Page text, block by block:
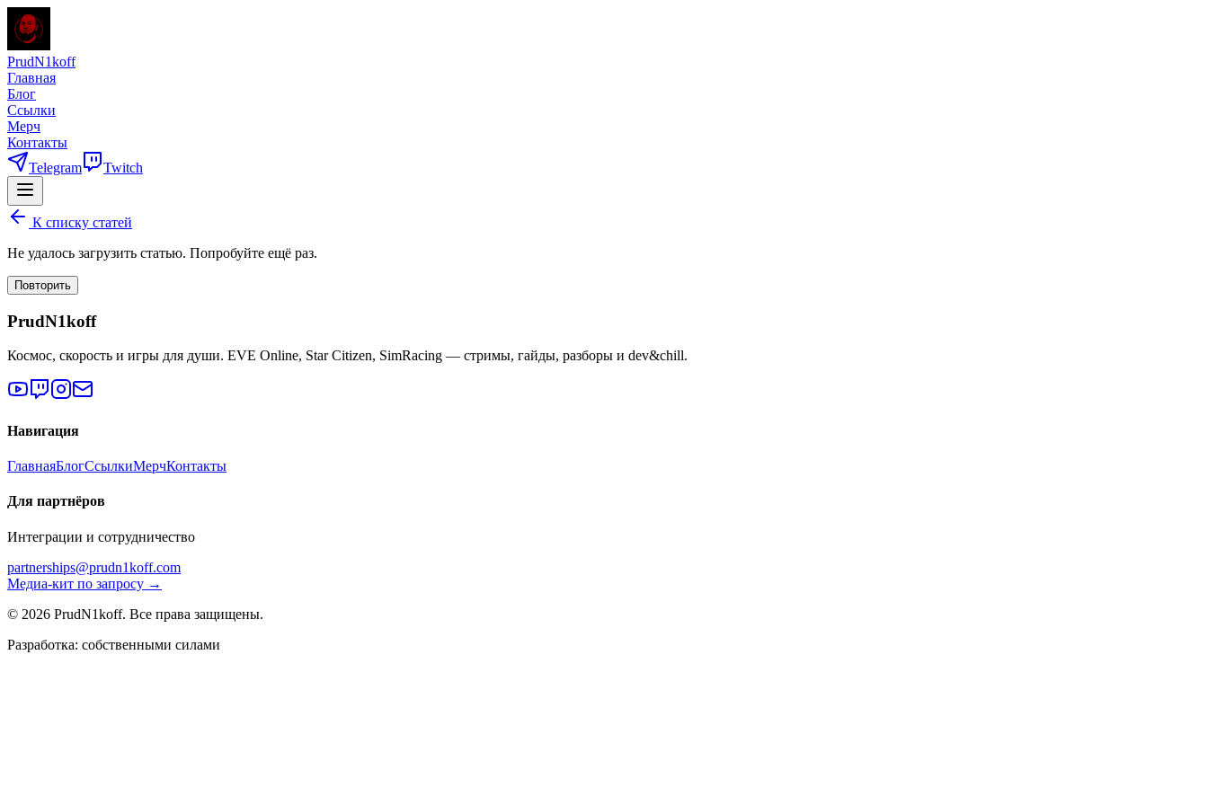
PrudN1koff
Главная
Блог
Ссылки
Мерч
Контакты
Telegram
Twitch
К списку статей
Не удалось загрузить статью. Попробуйте ещё раз.
Повторить
PrudN1koff
Космос, скорость и игры для души. EVE Online, Star Citizen, SimRacing — стримы, гайды, разборы и dev&chill.
Навигация
ГлавнаяБлогСсылкиМерчКонтакты
Для партнёров
Интеграции и сотрудничество
partnerships@prudn1koff.com
Медиа-кит по запросу →
© 2026 PrudN1koff. Все права защищены.
Разработка: собственными силами